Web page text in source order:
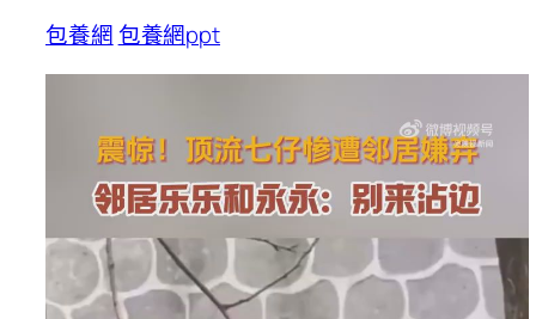
包養網包養網ppt